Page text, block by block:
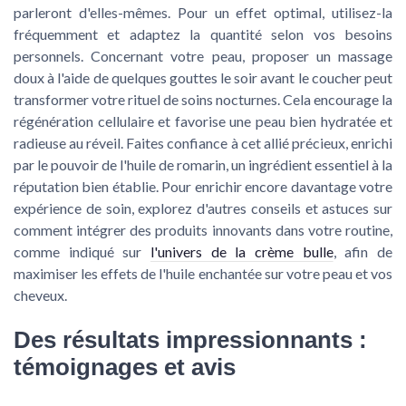
parleront d'elles-mêmes. Pour un effet optimal, utilisez-la
fréquemment et adaptez la quantité selon vos besoins
personnels. Concernant votre peau, proposer un massage
doux à l'aide de quelques gouttes le soir avant le coucher peut
transformer votre rituel de soins nocturnes. Cela encourage la
régénération cellulaire et favorise une peau bien hydratée et
radieuse au réveil. Faites confiance à cet allié précieux, enrichi
par le pouvoir de l'huile de romarin, un ingrédient essentiel à la
réputation bien établie. Pour enrichir encore davantage votre
expérience de soin, explorez d'autres conseils et astuces sur
comment intégrer des produits innovants dans votre routine,
comme indiqué sur l'univers de la crème bulle, afin de
maximiser les effets de l'huile enchantée sur votre peau et vos
cheveux.
Des résultats impressionnants :
témoignages et avis